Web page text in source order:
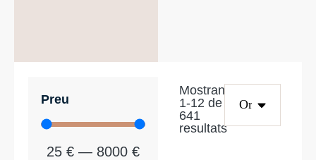
Preu
25€ — 8000€
Mostrant
1-12 de
641
resultats